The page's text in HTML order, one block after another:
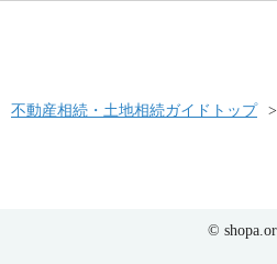
和歌山県
山口県
高知県
長崎県
不動産相続・土地相続ガイドトップ
©